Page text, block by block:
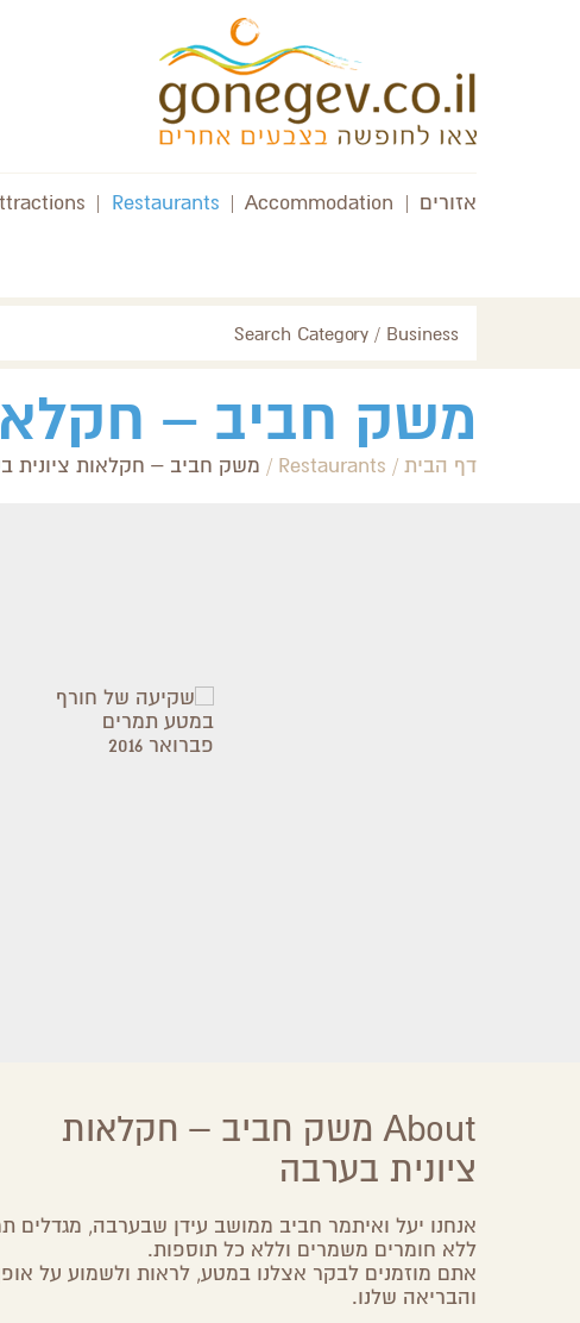
אזורים |
Accommodation
|
Restaurants
|
Search Category / Business
משק חביב –
דף הבית /
Restaurants
/ משק חביב – חקלאות ציונית
About משק חביב – חקלאות
ציונית בערבה
Share
Email
Share
Twitter
Share
Google
Share
ללא חומרים משמרים וללא כל תוספות.
אתם מוזמנים לבקר אצלנו במטע, לראות ולשמוע על
והבריאה שלנו.